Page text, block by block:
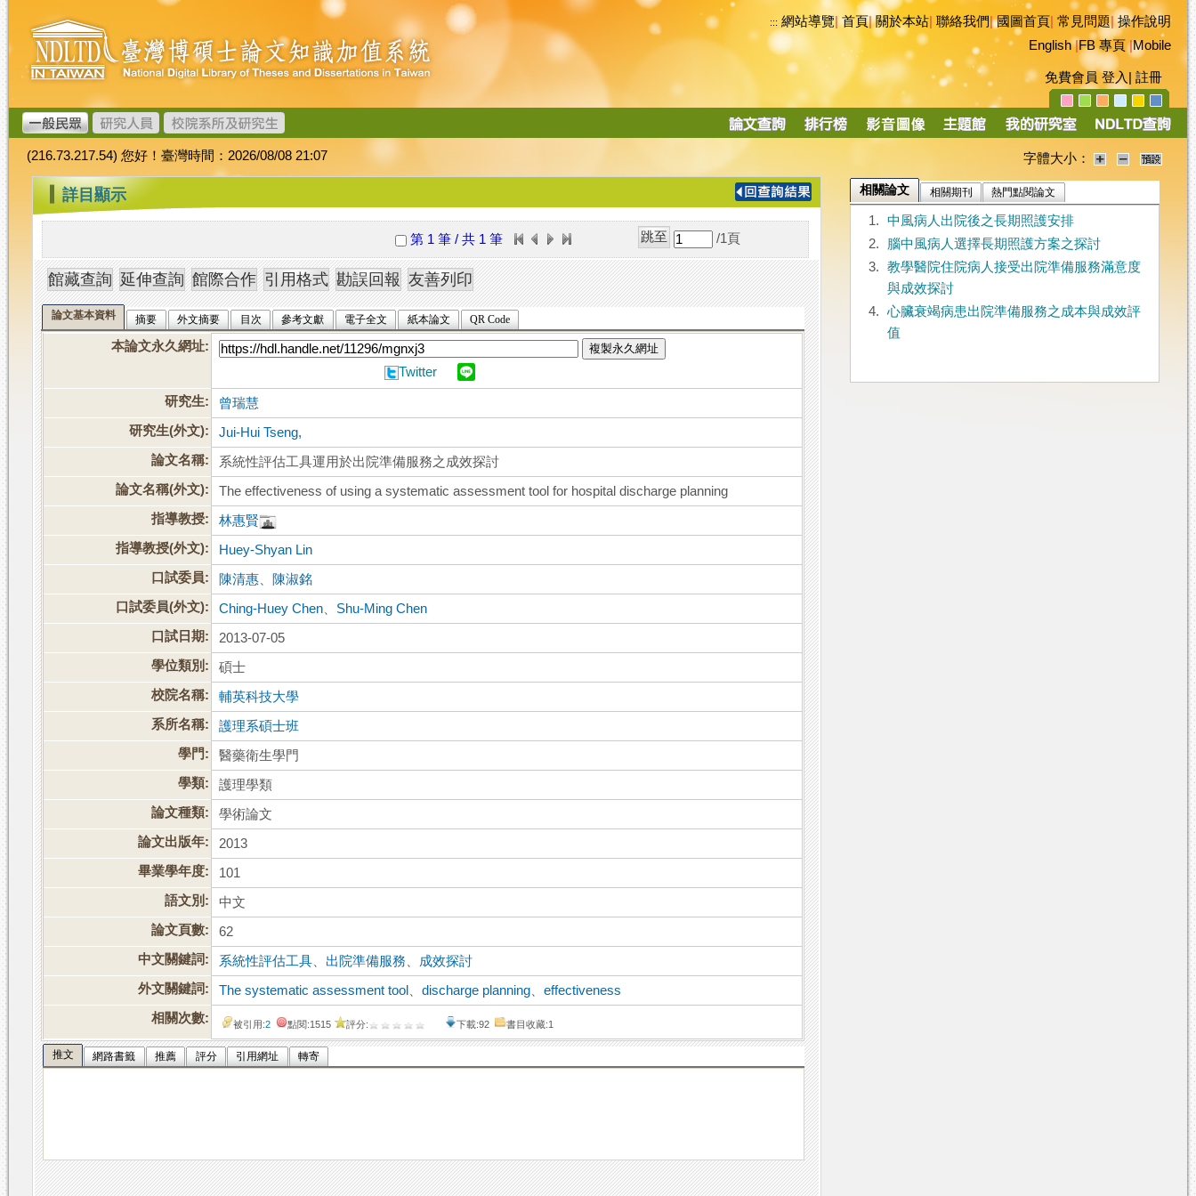
跳
到
主
要
內
容
臺
灣
博
碩
士
論
文
加
值
系
統
::: 網站導覽|首頁|關於本站 聯絡我們|國圖首頁 常見問題|操作說明
English|FB 專頁|Mobile
免費會員 登入 註冊
導
(216.73.217.54) 您好！臺灣時間：2026/08/08 21:07 字體大小：
::: 詳目顯示
第 1 筆 / 共 1 筆 /1 頁
論文基本資料 摘要 外文摘要 目次 參考文獻 電子全文 紙本論文 QR Code
本論文永久網址: 複製永久網址
Twitter
研究生:
曾瑞慧
研究生(外文):
Jui-Hui Tseng,
論文名稱:
系統性評估工具運用於出院準備服務之成效探討
論文名稱(外文):
The effectiveness of using a systematic assessment tool for hospital discharge planning
指導教授:
林惠賢
指導教授(外文):
Huey-Shyan Lin
口試委員:
陳清惠
陳淑銘
口試委員(外文):
Ching-Huey Chen
Shu-Ming Chen
口試日期:
2013-07-05
學位類別:
碩士
校院名稱:
輔英科技大學
系所名稱:
護理系碩士班
學門:
醫藥衛生學門
學類:
護理學類
論文種類:
學術論文
論文出版年:
2013
畢業學年度:
101
語文別:
中文
論文頁數:
62
中文關鍵詞:
系統性評估工具 出院準備服務
成效探討
外文關鍵詞:
The systematic assessment tool 、discharge planning 、effectiveness
相關次數:
被引用:2 點閱:1515 評分: 下載:92 書目收藏:1
推文 網路書籤 推薦 評分 引用網址 轉寄
相關論文 相關期刊 熱門點閱論文
1.
中風病人出院後之長期照護安排
2.
腦中風病人選擇長期照護方案之探討
3.
教學醫院住院病人接受出院準備服務滿意度
與成效探討
4.
心臟衰竭病患出院準備服務之成本與成效評
值